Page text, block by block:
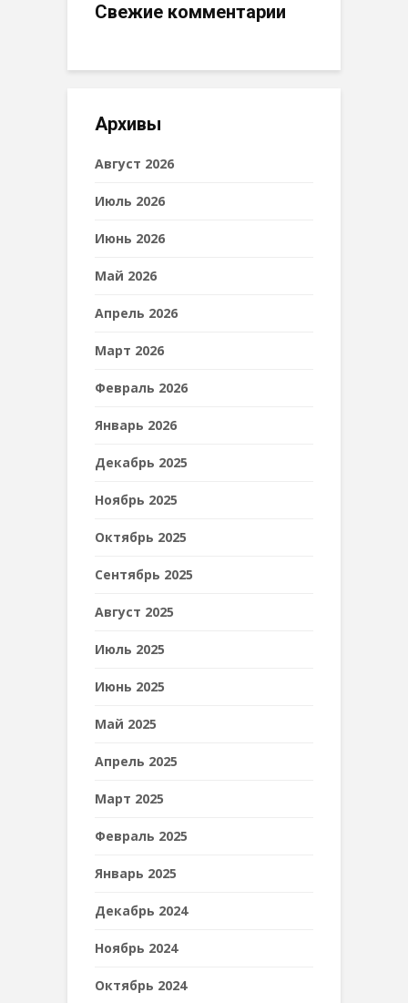
Свежие комментарии
Архивы
Август 2026
Июль 2026
Июнь 2026
Май 2026
Апрель 2026
Март 2026
Февраль 2026
Январь 2026
Декабрь 2025
Ноябрь 2025
Октябрь 2025
Сентябрь 2025
Август 2025
Июль 2025
Июнь 2025
Май 2025
Апрель 2025
Март 2025
Февраль 2025
Январь 2025
Декабрь 2024
Ноябрь 2024
Октябрь 2024